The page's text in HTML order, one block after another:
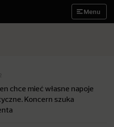
Menu
chce mieć własne napoje
Koncern szuka